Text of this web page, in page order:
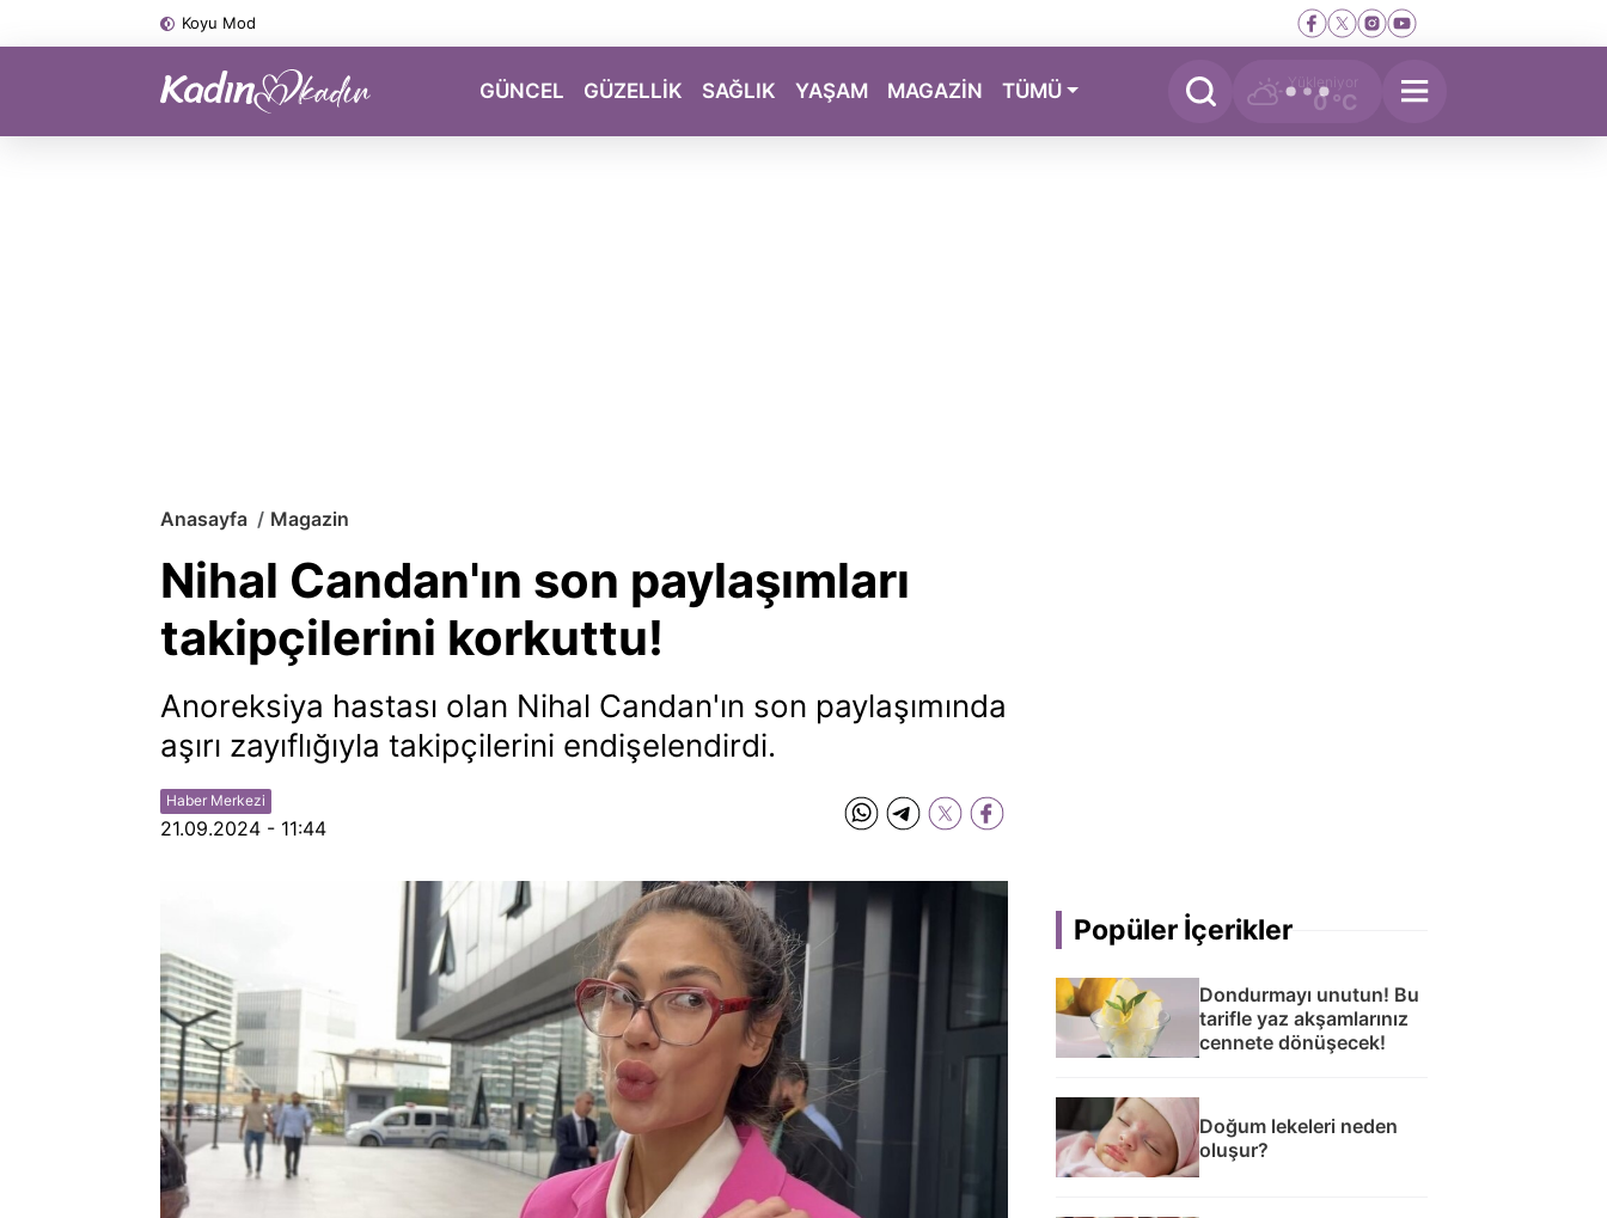
Koyu Mod
GÜNCEL GÜZELLİK SAĞLIK YAŞAM MAGAZİN TÜMÜ Yükleniyor
0 °C
Anasayfa Magazin
Nihal Candan'ın son paylaşımları
takipçilerini korkuttu!
Anoreksiya hastası olan Nihal Candan'ın son paylaşımında
aşırı zayıflığıyla takipçilerini endişelendirdi.
Haber Merkezi
21.09.2024 - 11:44
Popüler İçerikler
Dondurmayı unutun! Bu
tarifle yaz akşamlarınız
cennete dönüşecek!
Doğum lekeleri neden
oluşur?